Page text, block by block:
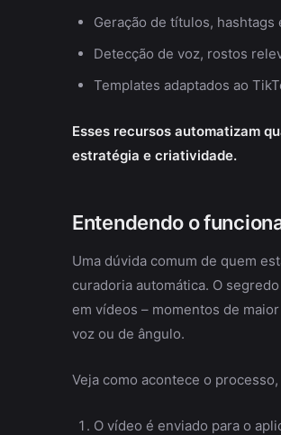
Geração de títulos,
Detecção de voz, rostos
Templates adaptados ao
Esses recursos automatizam
estratégia e criatividade.
Entendendo o
Uma dúvida comum de quem
curadoria automática. O
em vídeos – momentos de
voz ou de ângulo.
Veja como acontece o
O vídeo é enviado para o